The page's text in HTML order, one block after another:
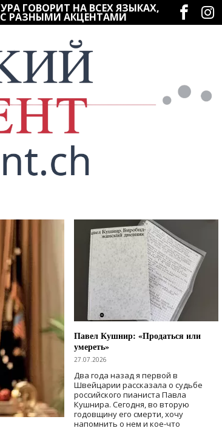
ГОВОРИТ НА ВСЕХ ЯЗЫКАХ,
С РАЗНЫМИ АКЦЕНТАМИ
Социальные
Павел Кушнир: «Продаться или
умереть»
27.07.2026
Два года назад я первой в
Швейцарии рассказала о судьбе
российского пианиста Павла
Кушнира. Сегодня, во вторую
годовщину его смерти, хочу
напомнить о нем и кое-что